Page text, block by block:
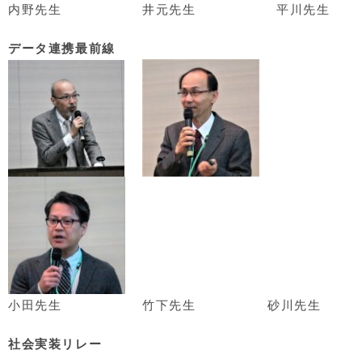
内野先生 井元先生 平川先生
データ連携最前線
小田先生 竹下先生 砂川先生
社会実装リレー